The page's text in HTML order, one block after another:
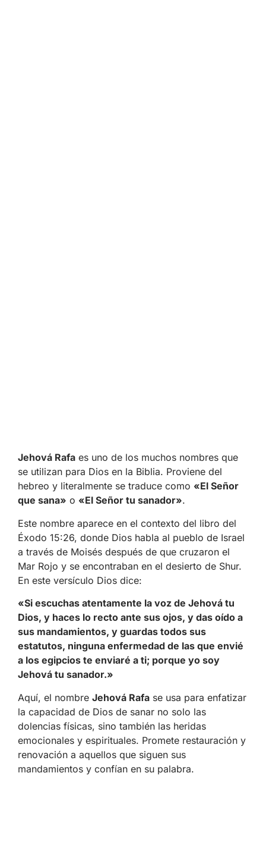
Jehová Rafa es uno de los muchos nombres que
se utilizan para Dios en la Biblia. Proviene del
hebreo y literalmente se traduce como «El Señor
que sana» o «El Señor tu sanador».
Este nombre aparece en el contexto del libro del
Éxodo 15:26, donde Dios habla al pueblo de Israel
a través de Moisés después de que cruzaron el
Mar Rojo y se encontraban en el desierto de Shur.
En este versículo Dios dice:
«Si escuchas atentamente la voz de Jehová tu
Dios, y haces lo recto ante sus ojos, y das oído a
sus mandamientos, y guardas todos sus
estatutos, ninguna enfermedad de las que envié
a los egipcios te enviaré a ti; porque yo soy
Jehová tu sanador.»
Aquí, el nombre Jehová Rafa se usa para enfatizar
la capacidad de Dios de sanar no solo las
dolencias físicas, sino también las heridas
emocionales y espirituales. Promete restauración y
renovación a aquellos que siguen sus
mandamientos y confían en su palabra.